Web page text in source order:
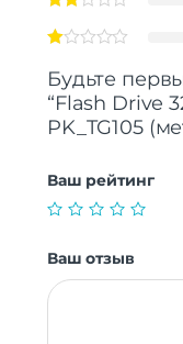
Будьте
“Flash Drive
PK_TG105
Ваш рейтинг
Ваш отзыв